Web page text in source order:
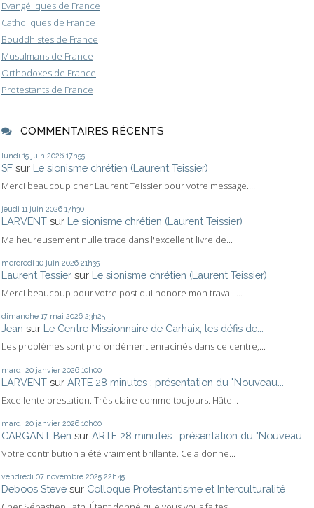
Evangéliques de France
Catholiques de France
Bouddhistes de France
Musulmans de France
Orthodoxes de France
Protestants de France
COMMENTAIRES RÉCENTS
lundi 15 juin 2026 17h55
SF sur Le sionisme chrétien (Laurent Teissier)
Merci beaucoup cher Laurent Teissier pour votre message....
jeudi 11 juin 2026 17h30
LARVENT sur Le sionisme chrétien (Laurent Teissier)
Malheureusement nulle trace dans l'excellent livre de...
mercredi 10 juin 2026 21h35
Laurent Tessier sur Le sionisme chrétien (Laurent Teissier)
Merci beaucoup pour votre post qui honore mon travail!...
dimanche 17 mai 2026 23h25
Jean sur Le Centre Missionnaire de Carhaix, les défis de...
Les problèmes sont profondément enracinés dans ce centre,...
mardi 20 janvier 2026 10h00
LARVENT sur ARTE 28 minutes : présentation du "Nouveau...
Excellente prestation. Très claire comme toujours. Hâte...
mardi 20 janvier 2026 10h00
CARGANT Ben sur ARTE 28 minutes : présentation du "Nouveau...
Votre contribution a été vraiment brillante. Cela donne...
vendredi 07 novembre 2025 22h45
Deboos Steve sur Colloque Protestantisme et Interculturalité